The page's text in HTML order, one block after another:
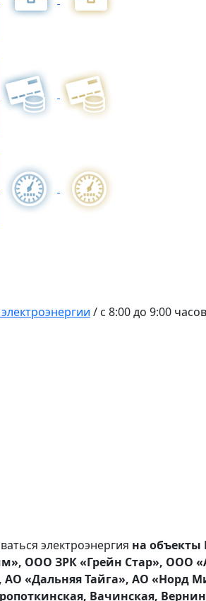
/ с 8:00 до 9:00 часов
электроэнергия на
ООО ЗРК «Грейн Стар», ООО
«Дальняя Тайга», АО «Норд
Вачинская,